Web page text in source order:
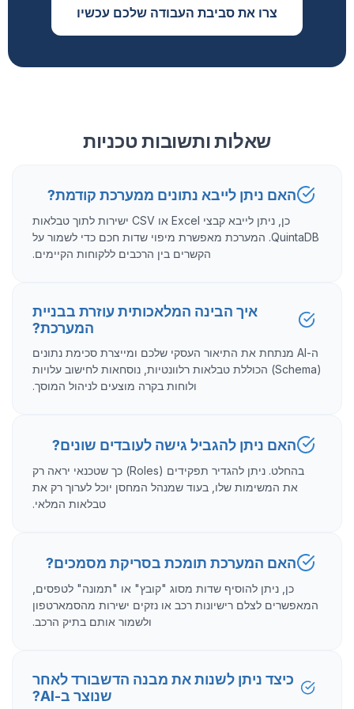
צרו את סביבת העבודה שלכם עכשיו
שאלות ותשובות טכניות
האם ניתן לייבא נתונים ממערכת קודמת?
כן, ניתן לייבא קבצי Excel או CSV ישירות לתוך טבלאות
QuintaDB. המערכת מאפשרת מיפוי שדות חכם כדי לשמור על
הקשרים בין הרכבים ללקוחות הקיימים.
איך הבינה המלאכותית עוזרת בבניית
המערכת?
ה-AI מנתחת את התיאור העסקי שלכם ומייצרת סכימת נתונים
(Schema) הכוללת טבלאות רלוונטיות, נוסחאות לחישוב עלויות
ולוחות בקרה מוצעים לניהול המוסך.
האם ניתן להגביל גישה לעובדים שונים?
בהחלט. ניתן להגדיר תפקידים (Roles) כך שטכנאי יראה רק
את המשימות שלו, בעוד שמנהל המחסן יוכל לערוך רק את
טבלאות המלאי.
האם המערכת תומכת בסריקת מסמכים?
כן, ניתן להוסיף שדות מסוג "קובץ" או "תמונה" לטפסים,
המאפשרים לצלם רישיונות רכב או נזקים ישירות מהסמארטפון
ולשמור אותם בתיק הרכב.
כיצד ניתן לשנות את מבנה הדשבורד לאחר
שנוצר ב-AI?